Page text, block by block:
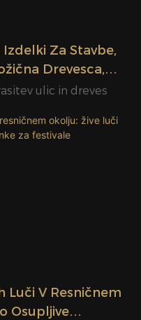
Za Stavbe,
Drevesca,
ulic in dreves
Luči V Resničnem
Osupljive